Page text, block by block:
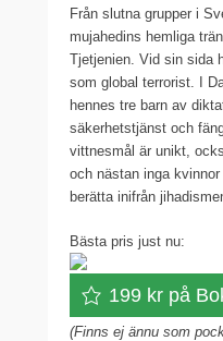
Från slutna grupper i
mujahedins hemliga
Tjetjenien. Vid sin sida
som global terrorist. I
hennes tre barn av
säkerhetstjänst och
vittnesmål är unikt,
och nästan inga
berätta inifrån
Bästa pris just nu:
199 kr på
(Finns ej ännu som